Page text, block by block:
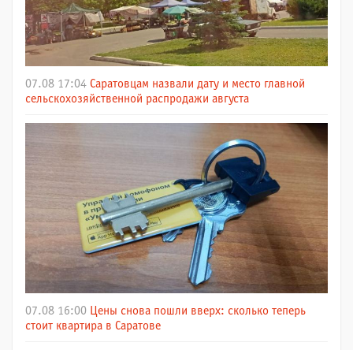
07.08 17:04 Саратовцам назвали дату и место главной
сельскохозяйственной распродажи августа
07.08 16:00 Цены снова пошли вверх: сколько теперь
стоит квартира в Саратове